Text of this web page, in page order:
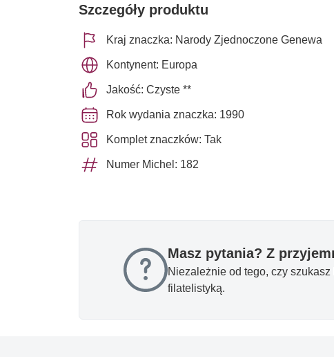
Szczegóły produktu
Kraj znaczka: Narody Zjednoczone Genewa
Kontynent: Europa
Jakość: Czyste **
Rok wydania znaczka: 1990
Komplet znaczków: Tak
Numer Michel: 182
Masz pytania? Z
Niezależnie od tego, czy
filatelistyką.